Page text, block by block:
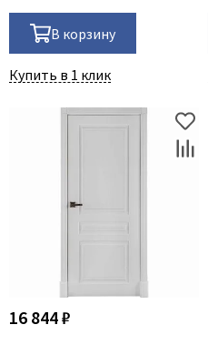
В корзину
Купить в 1 клик
16 844 ₽